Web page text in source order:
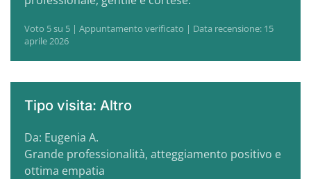
Voto 5 su 5 | Appuntamento verificato | Data recensione: 15
aprile 2026
Tipo visita: Altro
Da: Eugenia A.
Grande professionalità, atteggiamento positivo e
ottima empatia